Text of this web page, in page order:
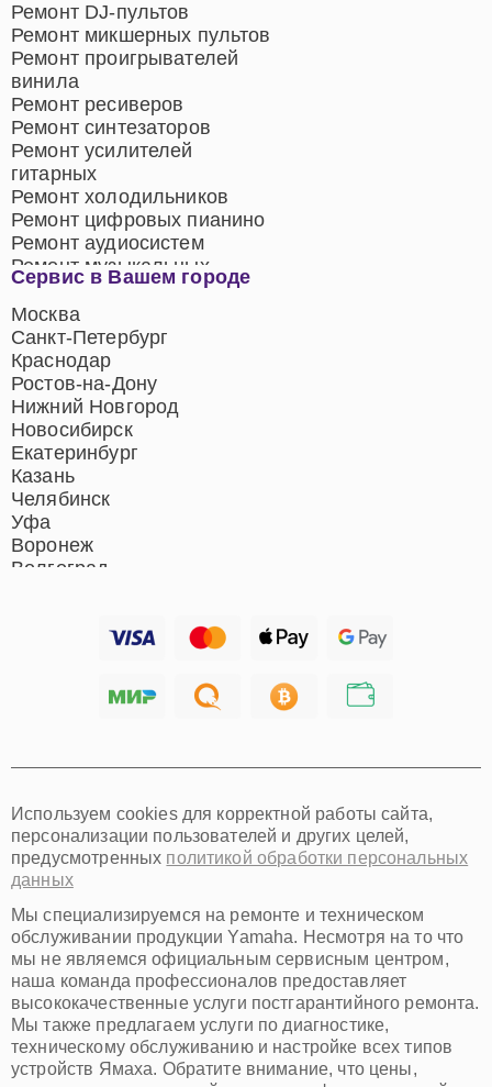
Сервис в Вашем городе
Москва
Санкт-Петербург
Краснодар
Ростов-на-Дону
Нижний Новгород
Новосибирск
Екатеринбург
Казань
Челябинск
Уфа
Воронеж
Волгоград
Хабаровск
Омск
Красноярск
Пермь
Ульяновск
Киров
Архангельск
Астрахань
Белгород
Благовещенск
Брянск
Владивосток
Владикавказ
Ремонт DJ-пультов
Ремонт микшерных пультов
Ремонт проигрывателей
винила
Ремонт ресиверов
Ремонт синтезаторов
Ремонт усилителей
гитарных
Ремонт холодильников
Ремонт цифровых пианино
Ремонт аудиосистем
Ремонт музыкальных
центров
Ремонт домашних
кинотеатров
Ремонт микрофонов
Ремонт акустических
систем
Используем cookies для корректной работы сайта,
персонализации пользователей и других целей,
предусмотренных политикой обработки персональных
данных
Мы специализируемся на ремонте и техническом
обслуживании продукции Yamaha. Несмотря на то что
мы не являемся официальным сервисным центром,
наша команда профессионалов предоставляет
высококачественные услуги постгарантийного ремонта.
Мы также предлагаем услуги по диагностике,
техническому обслуживанию и настройке всех типов
устройств Ямаха. Обратите внимание, что цены,